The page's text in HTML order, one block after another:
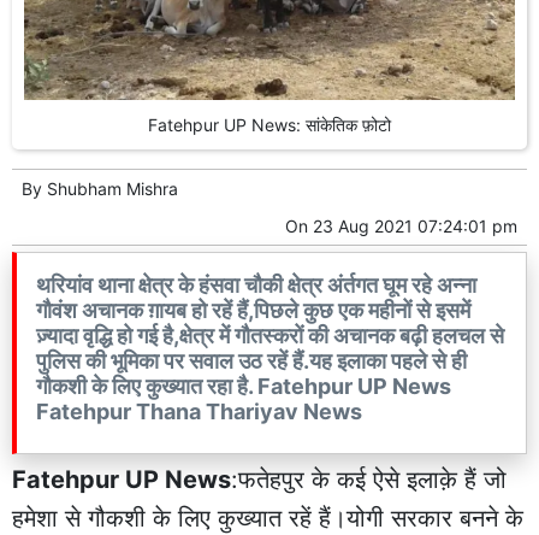
Fatehpur UP News: सांकेतिक फ़ोटो
By Shubham Mishra
On 23 Aug 2021 07:24:01 pm
थरियांव थाना क्षेत्र के हंसवा चौकी क्षेत्र अंर्तगत घूम रहे अन्ना
गौवंश अचानक ग़ायब हो रहें हैं,पिछले कुछ एक महीनों से इसमें
ज़्यादा वृद्धि हो गई है,क्षेत्र में गौतस्करों की अचानक बढ़ी हलचल से
पुलिस की भूमिका पर सवाल उठ रहें हैं.यह इलाका पहले से ही
गौकशी के लिए कुख्यात रहा है. Fatehpur UP News
Fatehpur Thana Thariyav News
Fatehpur UP News:फतेहपुर के कई ऐसे इलाक़े हैं जो
हमेशा से गौकशी के लिए कुख्यात रहें हैं।योगी सरकार बनने के